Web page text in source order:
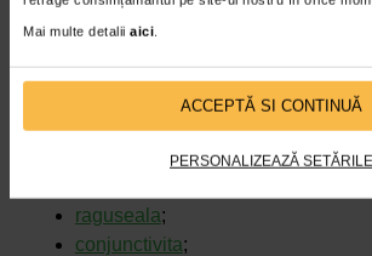
Mai multe detalii aici
ACCEPTĂ SI CONTINUĂ
PERSONALIZEAZĂ SETĂRILE
tratamentul cu antibiotice:
Semne care sugereaza o cauza virala
raguseala;
conjunctivita;